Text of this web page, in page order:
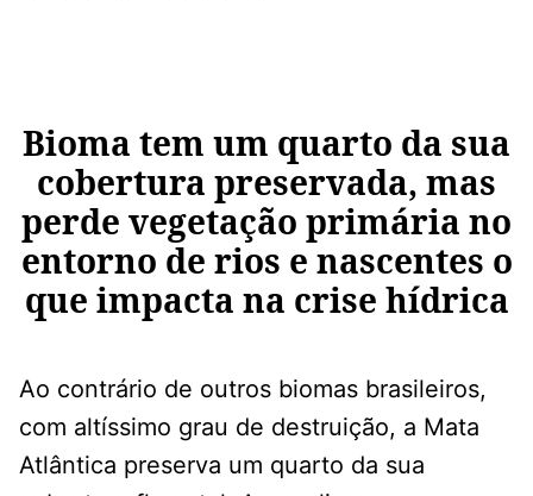
Bioma tem um quarto da sua
cobertura preservada, mas
perde vegetação primária no
entorno de rios e nascentes o
que impacta na crise hídrica
Ao contrário de outros biomas brasileiros,
com altíssimo grau de destruição, a Mata
Atlântica preserva um quarto da sua